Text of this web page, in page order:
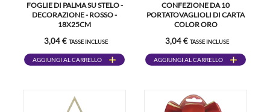
FOGLIE DI PALMA SU STELO -
DECORAZIONE - ROSSO -
18X25CM
3,04 € TASSE INCLUSE
AGGIUNGI AL CARRELLO
CONFEZIONE DA 10
PORTATOVAGLIOLI DI CARTA
COLOR ORO
3,04 € TASSE INCLUSE
AGGIUNGI AL CARRELLO